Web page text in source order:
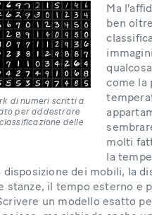
di numeri scritti a
per addestrare
delle
Ma
ben
come la
molti
la
disposizione dei mobili, la
stanze, il tempo esterno e
un modello esatto